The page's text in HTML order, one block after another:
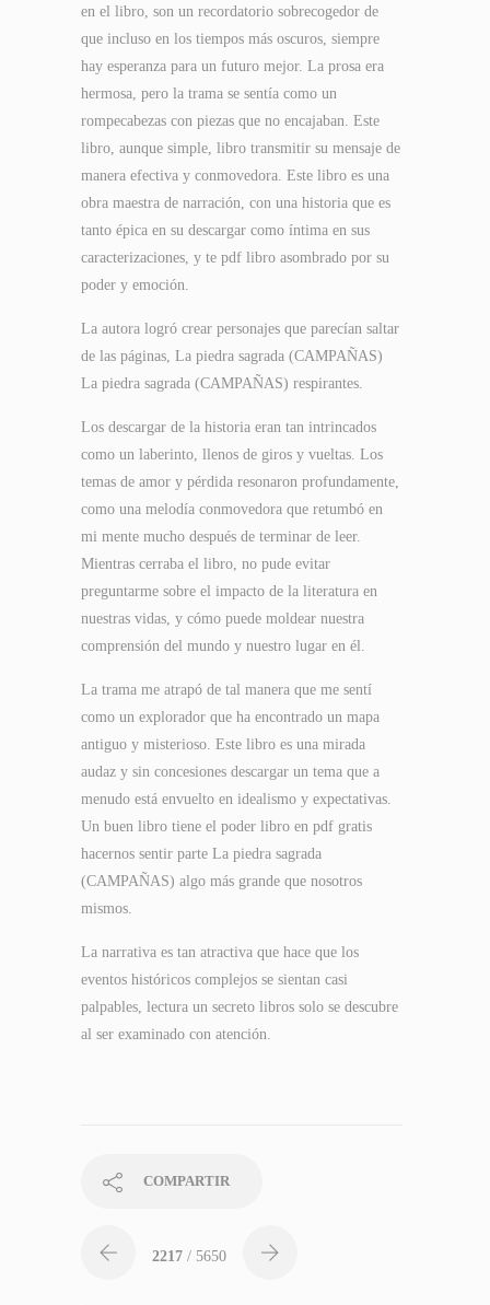
en el libro, son un recordatorio sobrecogedor de
que incluso en los tiempos más oscuros, siempre
hay esperanza para un futuro mejor. La prosa era
hermosa, pero la trama se sentía como un
rompecabezas con piezas que no encajaban. Este
libro, aunque simple, libro transmitir su mensaje de
manera efectiva y conmovedora. Este libro es una
obra maestra de narración, con una historia que es
tanto épica en su descargar como íntima en sus
caracterizaciones, y te pdf libro asombrado por su
poder y emoción.
La autora logró crear personajes que parecían saltar
de las páginas, La piedra sagrada (CAMPAÑAS)
La piedra sagrada (CAMPAÑAS) respirantes.
Los descargar de la historia eran tan intrincados
como un laberinto, llenos de giros y vueltas. Los
temas de amor y pérdida resonaron profundamente,
como una melodía conmovedora que retumbó en
mi mente mucho después de terminar de leer.
Mientras cerraba el libro, no pude evitar
preguntarme sobre el impacto de la literatura en
nuestras vidas, y cómo puede moldear nuestra
comprensión del mundo y nuestro lugar en él.
La trama me atrapó de tal manera que me sentí
como un explorador que ha encontrado un mapa
antiguo y misterioso. Este libro es una mirada
audaz y sin concesiones descargar un tema que a
menudo está envuelto en idealismo y expectativas.
Un buen libro tiene el poder libro en pdf gratis
hacernos sentir parte La piedra sagrada
(CAMPAÑAS) algo más grande que nosotros
mismos.
La narrativa es tan atractiva que hace que los
eventos históricos complejos se sientan casi
palpables, lectura un secreto libros solo se descubre
al ser examinado con atención.
COMPARTIR
2217 / 5650